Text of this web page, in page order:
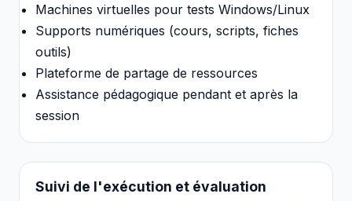
Machines virtuelles pour tests Windows/Linux
Supports numériques (cours, scripts, fiches
outils)
Plateforme de partage de ressources
Assistance pédagogique pendant et après la
session
Suivi de l'exécution et évaluation